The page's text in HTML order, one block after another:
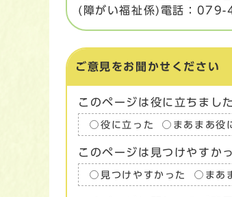
(障がい福祉係)電話：
ご意見をお聞かせください
このページは役に立ちまし
役に立った まあまあ役
このページは見つけやすか
見つけやすかった まあ